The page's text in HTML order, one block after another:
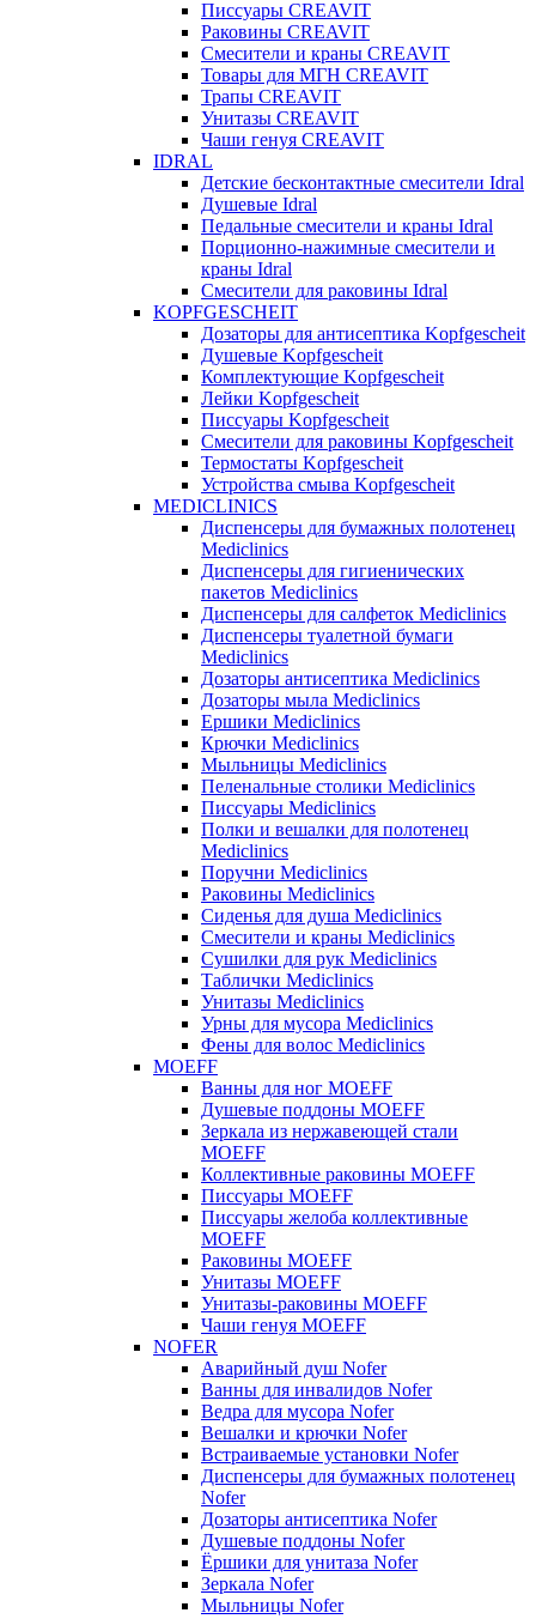
Писсуары CREAVIT
Раковины CREAVIT
Смесители и краны CREAVIT
Товары для МГН CREAVIT
Трапы CREAVIT
Унитазы CREAVIT
Чаши генуя CREAVIT
IDRAL
Детские бесконтактные смесители Idral
Душевые Idral
Педальные смесители и краны Idral
Порционно-нажимные смесители и
краны Idral
Смеcители для раковины Idral
KOPFGESCHEIT
Дозаторы для антисептика Kopfgescheit
Душевые Kopfgescheit
Комплектующие Kopfgescheit
Лейки Kopfgescheit
Писсуары Kopfgescheit
Смесители для раковины Kopfgescheit
Термостаты Kopfgescheit
Устройства смыва Kopfgescheit
MEDICLINICS
Диспенсеры для бумажных полотенец
Mediclinics
Диспенсеры для гигиенических
пакетов Mediclinics
Диспенсеры для салфеток Mediclinics
Диспенсеры туалетной бумаги
Mediclinics
Дозаторы антисептика Mediclinics
Дозаторы мыла Mediclinics
Ершики Mediclinics
Крючки Mediclinics
Мыльницы Mediclinics
Пеленальные столики Mediclinics
Писсуары Mediclinics
Полки и вешалки для полотенец
Mediclinics
Поручни Mediclinics
Раковины Mediclinics
Сиденья для душа Mediclinics
Смесители и краны Mediclinics
Сушилки для рук Mediclinics
Таблички Mediclinics
Унитазы Mediclinics
Урны для мусора Mediclinics
Фены для волос Mediclinics
MOEFF
Ванны для ног MOEFF
Душевые поддоны MOEFF
Зеркала из нержавеющей стали
MOEFF
Коллективные раковины MOEFF
Писсуары MOEFF
Писсуары желоба коллективные
MOEFF
Раковины MOEFF
Унитазы MOEFF
Унитазы-раковины MOEFF
Чаши генуя MOEFF
NOFER
Аварийный душ Nofer
Ванны для инвалидов Nofer
Ведра для мусора Nofer
Вешалки и крючки Nofer
Встраиваемые установки Nofer
Диспенсеры для бумажных полотенец
Nofer
Дозаторы антисептика Nofer
Душевые поддоны Nofer
Ёршики для унитаза Nofer
Зеркала Nofer
Мыльницы Nofer